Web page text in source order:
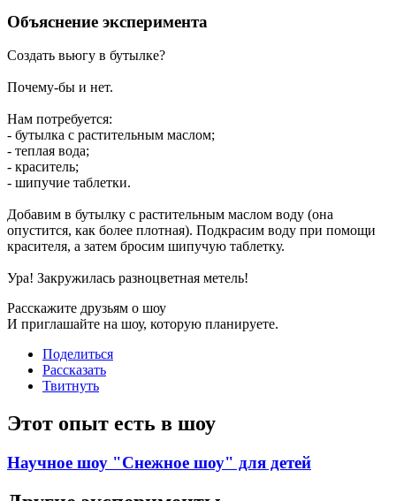
Объяснение эксперимента
Создать вьюгу в бутылке?
Почему-бы и нет.
Нам потребуется:
- бутылка с растительным маслом;
- теплая вода;
- краситель;
- шипучие таблетки.
Добавим в бутылку с растительным маслом воду (она
опустится, как более плотная). Подкрасим воду при помощи
красителя, а затем бросим шипучую таблетку.
Ура! Закружилась разноцветная метель!
Расскажите друзьям о шоу
И приглашайте на шоу, которую планируете.
Поделиться
Рассказать
Твитнуть
Этот опыт есть в шоу
Научное шоу "Снежное шоу" для детей